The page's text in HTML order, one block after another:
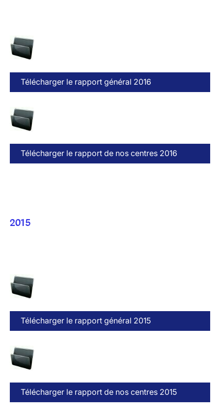
Télécharger le rapport général 2016
Télécharger le rapport de nos centres 2016
2015
Télécharger le rapport général 2015
Télécharger le rapport de nos centres 2015